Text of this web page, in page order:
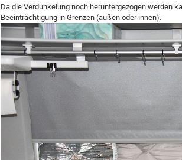
Da die Verdunkelung noch heruntergezogen werden
Beeinträchtigung in Grenzen (außen oder innen).